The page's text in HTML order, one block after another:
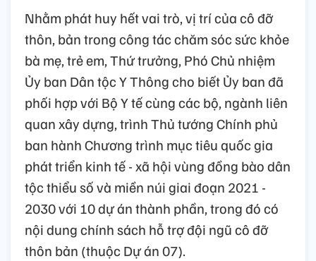
Nhằm phát huy hết vai trò, vị trí của cô đỡ
thôn, bản trong công tác chăm sóc sức khỏe
bà mẹ, trẻ em, Thứ trưởng, Phó Chủ nhiệm
Ủy ban Dân tộc Y Thông cho biết Ủy ban đã
phối hợp với Bộ Y tế cùng các bộ, ngành liên
quan xây dựng, trình Thủ tướng Chính phủ
ban hành Chương trình mục tiêu quốc gia
phát triển kinh tế - xã hội vùng đồng bào dân
tộc thiểu số và miền núi giai đoạn 2021 -
2030 với 10 dự án thành phần, trong đó có
nội dung chính sách hỗ trợ đội ngũ cô đỡ
thôn bản (thuộc Dự án 07).